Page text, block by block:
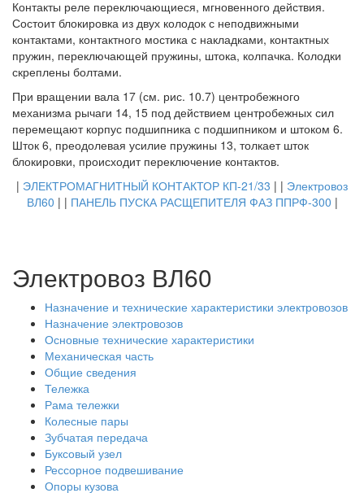
Контакты реле переключающиеся, мгновенного действия.
Состоит блокировка из двух колодок с неподвижными
контактами, контактного мостика с накладками, контактных
пружин, переключающей пружины, штока, колпачка. Колодки
скреплены болтами.
При вращении вала 17 (см. рис. 10.7) центробежного
механизма рычаги 14, 15 под действием центробежных сил
перемещают корпус подшипника с подшипником и штоком 6.
Шток 6, преодолевая усилие пружины 13, толкает шток
блокировки, происходит переключение контактов.
| ЭЛЕКТРОМАГНИТНЫЙ КОНТАКТОР КП-21/33 | | Электровоз
ВЛ60 | | ПАНЕЛЬ ПУСКА РАСЩЕПИТЕЛЯ ФАЗ ППРФ-300 |
Электровоз ВЛ60
Назначение и технические характеристики электровозов
Назначение электровозов
Основные технические характеристики
Механическая часть
Общие сведения
Тележка
Рама тележки
Колесные пары
Зубчатая передача
Буксовый узел
Рессорное подвешивание
Опоры кузова